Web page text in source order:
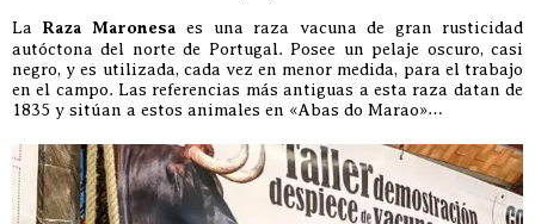
La Raza Maronesa es una raza vacuna de gran rusticidad
autóctona del norte de Portugal. Posee un pelaje oscuro, casi
negro, y es utilizada, cada vez en menor medida, para el trabajo
en el campo. Las referencias más antiguas a esta raza datan de
1835 y sitúan a estos animales en «Abas do Marao»…